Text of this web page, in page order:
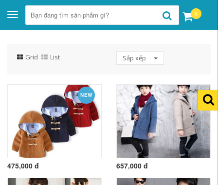
Toggle
navigation
0
Grid List Sắp xếp
NEW
475,000 đ 657,000 đ